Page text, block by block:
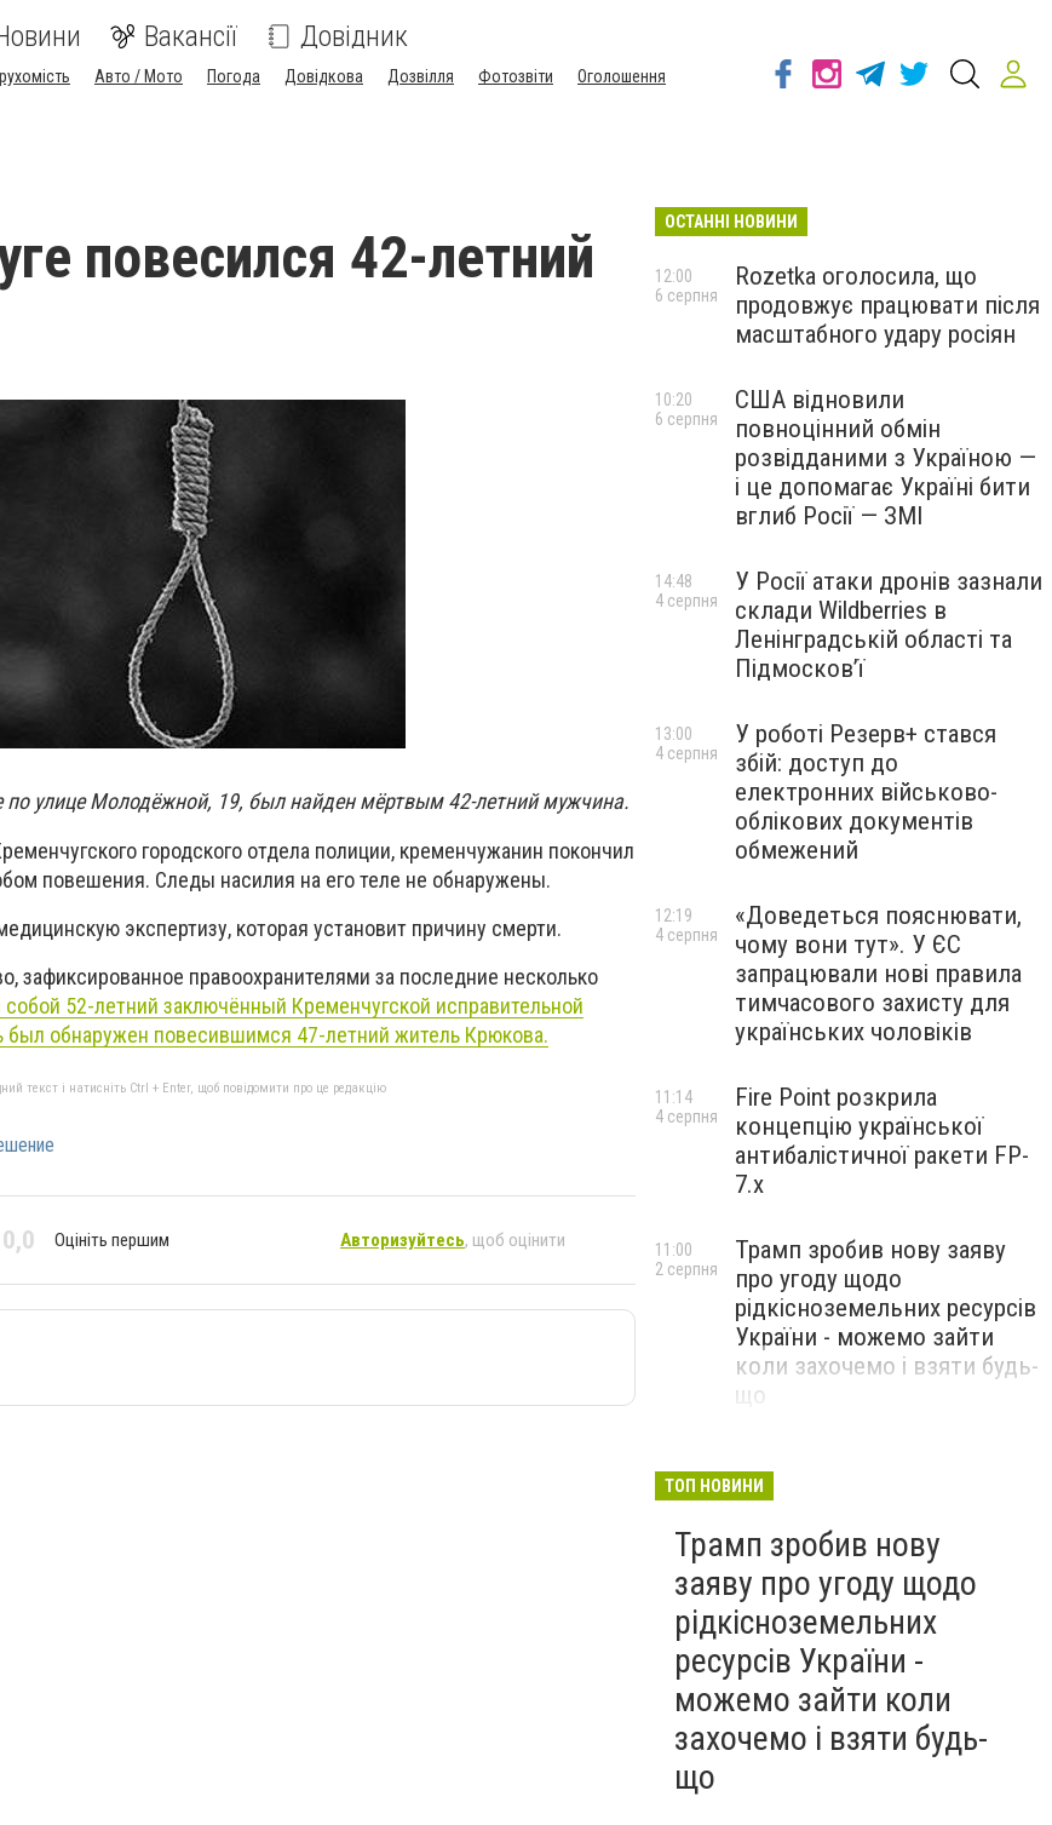
Вакансії Довідник
Авто / Мото Погода Довідкова Дозвілля Фотозвіти
Оголошення
повесился 42-летний
по улице Молодёжной, 19, был найден мёртвым 42-летний мужчина.
городского отдела полиции, кременчужанин покончил
повешения. Следы насилия на его теле не обнаружены.
экспертизу, которая установит причину смерти.
зафиксированное правоохранителями за последние несколько
собой 52-летний заключённый Кременчугской исправительной
был обнаружен повесившимся 47-летний житель Крюкова.
текст і натисніть Ctrl + Enter, щоб повідомити про це редакцію
0,0 Оцініть першим Авторизуйтесь, щоб оцінити
ОСТАННІ НОВИНИ
Rozetka оголосила, що
продовжує працювати після
масштабного удару росіян
12:00
6 серпня
США відновили
повноцінний обмін
розвідданими з Україною —
і це допомагає Україні бити
вглиб Росії — ЗМІ
10:20
6 серпня
У Росії атаки дронів зазнали
склади Wildberries в
Ленінградській області та
Підмосков’ї
14:48
4 серпня
У роботі Резерв+ стався
збій: доступ до
електронних військово-
облікових документів
обмежений
13:00
4 серпня
«Доведеться пояснювати,
чому вони тут». У ЄС
запрацювали нові правила
тимчасового захисту для
українських чоловіків
12:19
4 серпня
Fire Point розкрила
концепцію української
антибалістичної ракети FP-
7.x
11:14
4 серпня
Трамп зробив нову заяву
про угоду щодо
рідкісноземельних ресурсів
України - можемо зайти
коли захочемо і взяти будь-
що
11:00
2 серпня
призов”: ДБР проводить
ТЦК по всій Україні
31 липня
ТОП НОВИНИ
Трамп зробив нову
заяву про угоду щодо
рідкісноземельних
ресурсів України -
можемо зайти коли
захочемо і взяти будь-
що